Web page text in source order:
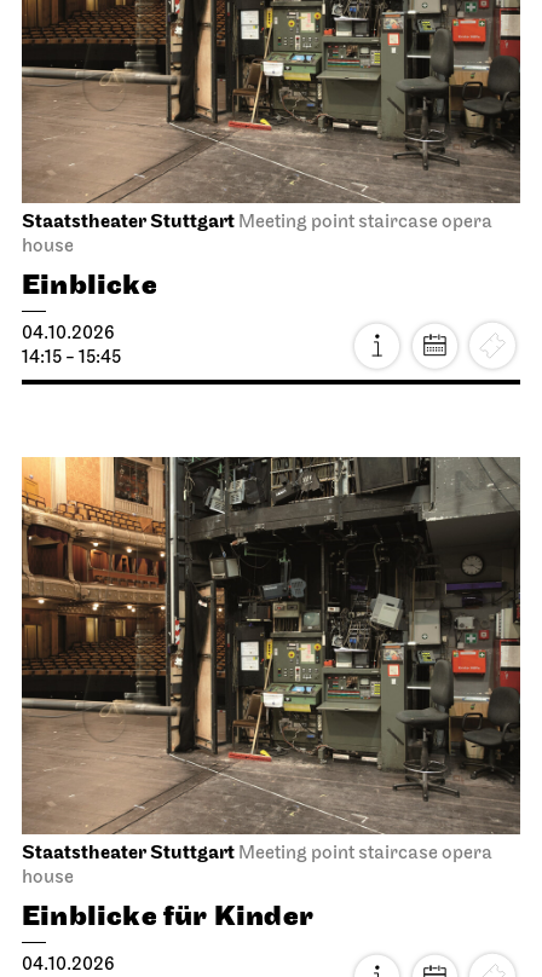
Staatstheater Stuttgart Meeting point staircase opera
house
Einblicke
04.10.2026
14:15 - 15:45
Staatstheater Stuttgart Meeting point staircase opera
house
Einblicke für Kinder
04.10.2026